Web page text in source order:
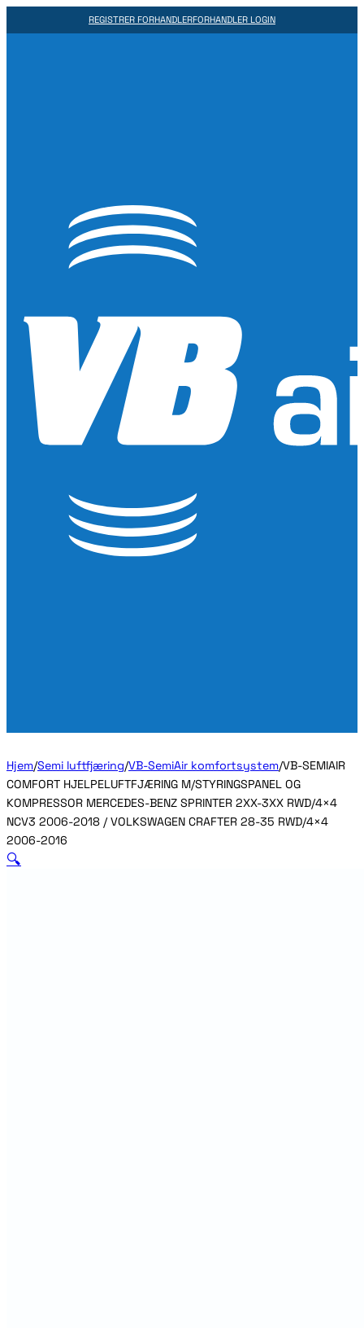
REGISTRER FORHANDLERFORHANDLER LOGIN
Hjem/Semi luftfjæring/VB-SemiAir komfortsystem/VB-SEMIAIR
COMFORT HJELPELUFTFJÆRING M/STYRINGSPANEL OG
KOMPRESSOR MERCEDES-BENZ SPRINTER 2XX-3XX RWD/4×4
NCV3 2006-2018 / VOLKSWAGEN CRAFTER 28-35 RWD/4×4
2006-2016
🔍